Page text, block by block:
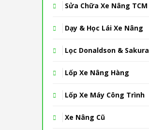
Sửa Chữa Xe Nâng TCM
Dạy & Học Lái Xe Nâng
Lọc Donaldson & Sakura
Lốp Xe Nâng Hàng
Lốp Xe Máy Công Trình
Xe Nâng Cũ